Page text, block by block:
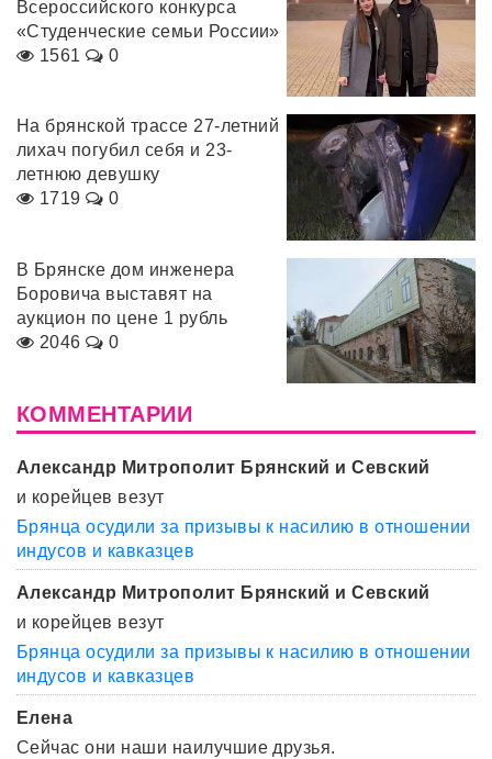
Всероссийского конкурса
«Студенческие семьи России»
1561
0
На брянской трассе 27-летний
лихач погубил себя и 23-
летнюю девушку
1719
0
В Брянске дом инженера
Боровича выставят на
аукцион по цене 1 рубль
2046
0
КОММЕНТАРИИ
Александр Митрополит Брянский и Севский
и корейцев везут
Брянца осудили за призывы к насилию в отношении
индусов и кавказцев
Александр Митрополит Брянский и Севский
и корейцев везут
Брянца осудили за призывы к насилию в отношении
индусов и кавказцев
Елена
Сейчас они наши наилучшие друзья.